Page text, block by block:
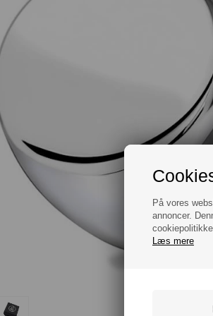
På vores
annoncer.
Læs mere